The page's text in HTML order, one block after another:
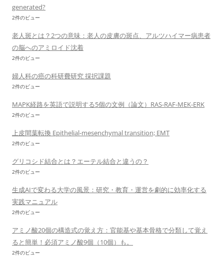
generated?
2件のビュー
老人斑とは？2つの意味：老人の皮膚の斑点、アルツハイマー病患者
の脳へのアミロイド沈着
2件のビュー
婦人科の癌の科研費研究 採択課題
2件のビュー
MAPK経路を英語で説明する5個の文例（論文）RAS-RAF-MEK-ERK
2件のビュー
上皮間葉転換 Epithelial-mesenchymal transition; EMT
2件のビュー
グリコシド結合とは？エーテル結合と違うの？
2件のビュー
生成AIで変わる大学の風景：研究・教育・運営を劇的に効率化する
実践マニュアル
2件のビュー
アミノ酸20個の構造式の覚え方：官能基や基本骨格で分類して覚え
ると簡単！必須アミノ酸9個（10個）も。
2件のビュー